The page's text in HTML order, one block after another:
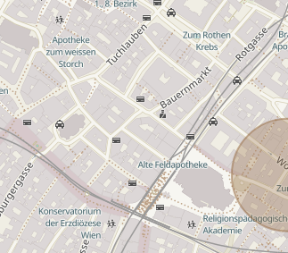
ANBIETER KONTAKTIEREN